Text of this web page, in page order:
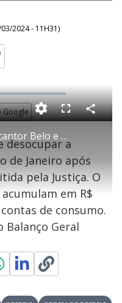
2024 - 11H31)
Google
A Hora da Venenosa: cantor Belo e a esposa Gracyanne Barbosa recebem ordem de despejo
F
l
s
c
e
n
C
o
h
a
desocupar a
de Janeiro após
pela Justiça. O
em R$
de consumo.
Geral